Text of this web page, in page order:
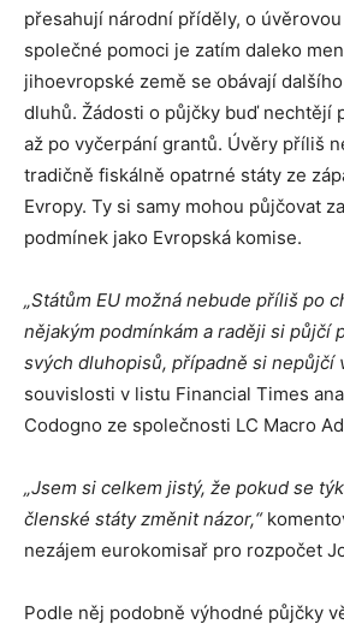
přesahují národní příděly, o
společné pomoci je zatím daleko
jihoevropské země se obávají
dluhů. Žádosti o půjčky buď nechtějí
až po vyčerpání grantů. Úvěry příliš
tradičně fiskálně opatrné státy ze
Evropy. Ty si samy mohou půjčovat
podmínek jako Evropská komise.
„Státům EU možná nebude příliš po
nějakým podmínkám a raději si půjčí
svých dluhopisů, případně si nepůjčí
souvislosti v listu Financial Times
Codogno ze společnosti LC Macro
„Jsem si celkem jistý, že pokud se
členské státy změnit názor,“
nezájem eurokomisař pro rozpočet
Podle něj podobně výhodné půjčky